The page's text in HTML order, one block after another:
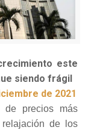
este
siendo frágil
de 2021
de precios más
de los